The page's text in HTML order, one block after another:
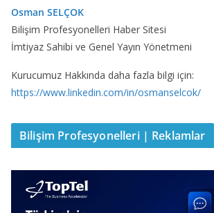
Osman SELÇOK
Bilişim Profesyonelleri Haber Sitesi
İmtiyaz Sahibi ve Genel Yayın Yönetmeni
Kurucumuz Hakkında daha fazla bilgi için:
https://www.linkedin.com/in/osmanselcok/
Bilişim Profesyonelleri | Reklamlar